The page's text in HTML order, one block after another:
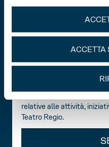
ACCETTA
Receive all Regio
Dichiaro di aver preso
Acconsento al
relative alle attività,
Teatro Regio.